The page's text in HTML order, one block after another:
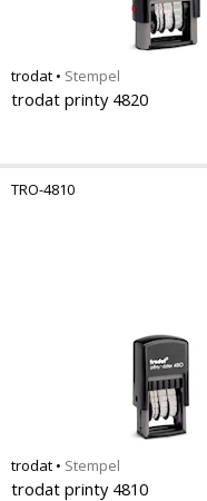
trodat • Stempel
trodat printy 4820
TRO-4810
trodat • Stempel
trodat printy 4810